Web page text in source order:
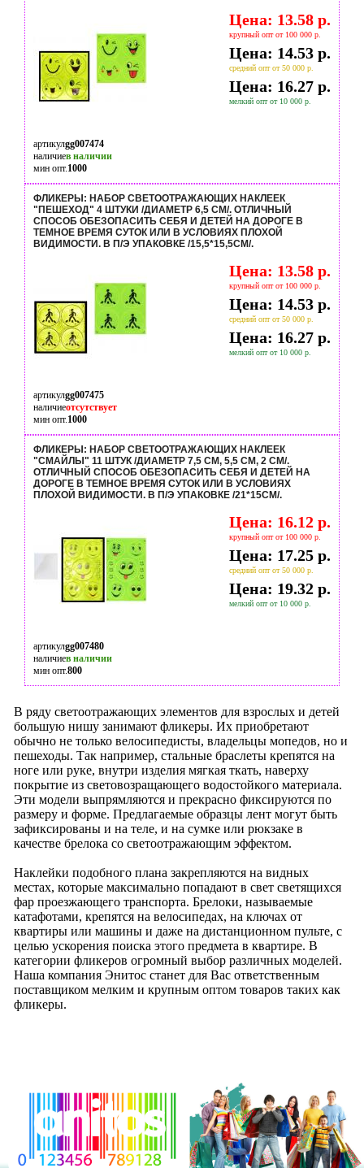
Цена: 13.58 р.
крупный опт от 100 000 р.
Цена: 14.53 р.
средний опт от 50 000 р.
Цена: 16.27 р.
мелкий опт от 10 000 р.
артикулgg007474
наличиев наличии
мин опт.1000
ФЛИКЕРЫ: НАБОР СВЕТООТРАЖАЮЩИХ НАКЛЕЕК
"ПЕШЕХОД" 4 ШТУКИ /ДИАМЕТР 6,5 СМ/. ОТЛИЧНЫЙ
СПОСОБ ОБЕЗОПАСИТЬ СЕБЯ И ДЕТЕЙ НА ДОРОГЕ В
ТЕМНОЕ ВРЕМЯ СУТОК ИЛИ В УСЛОВИЯХ ПЛОХОЙ
ВИДИМОСТИ. В П/Э УПАКОВКЕ /15,5*15,5СМ/.
Цена: 13.58 р.
крупный опт от 100 000 р.
Цена: 14.53 р.
средний опт от 50 000 р.
Цена: 16.27 р.
мелкий опт от 10 000 р.
артикулgg007475
наличиеотсутствует
мин опт.1000
ФЛИКЕРЫ: НАБОР СВЕТООТРАЖАЮЩИХ НАКЛЕЕК
"СМАЙЛЫ" 11 ШТУК /ДИАМЕТР 7,5 СМ, 5,5 СМ, 2 СМ/.
ОТЛИЧНЫЙ СПОСОБ ОБЕЗОПАСИТЬ СЕБЯ И ДЕТЕЙ НА
ДОРОГЕ В ТЕМНОЕ ВРЕМЯ СУТОК ИЛИ В УСЛОВИЯХ
ПЛОХОЙ ВИДИМОСТИ. В П/Э УПАКОВКЕ /21*15СМ/.
Цена: 16.12 р.
крупный опт от 100 000 р.
Цена: 17.25 р.
средний опт от 50 000 р.
Цена: 19.32 р.
мелкий опт от 10 000 р.
артикулgg007480
наличиев наличии
мин опт.800
В ряду светоотражающих элементов для взрослых и детей
большую нишу занимают фликеры. Их приобретают
обычно не только велосипедисты, владельцы мопедов, но и
пешеходы. Так например, стальные браслеты крепятся на
ноге или руке, внутри изделия мягкая ткать, наверху
покрытие из световозращающего водостойкого материала.
Эти модели выпрямляются и прекрасно фиксируются по
размеру и форме. Предлагаемые образцы лент могут быть
зафиксированы и на теле, и на сумке или рюкзаке в
качестве брелока со светоотражающим эффектом.
Наклейки подобного плана закрепляются на видных
местах, которые максимально попадают в свет светящихся
фар проезжающего транспорта. Брелоки, называемые
катафотами, крепятся на велосипедах, на ключах от
квартиры или машины и даже на дистанционном пульте, с
целью ускорения поиска этого предмета в квартире. В
категории фликеров огромный выбор различных моделей.
Наша компания Энитос станет для Вас ответственным
поставщиком мелким и крупным оптом товаров таких как
фликеры.